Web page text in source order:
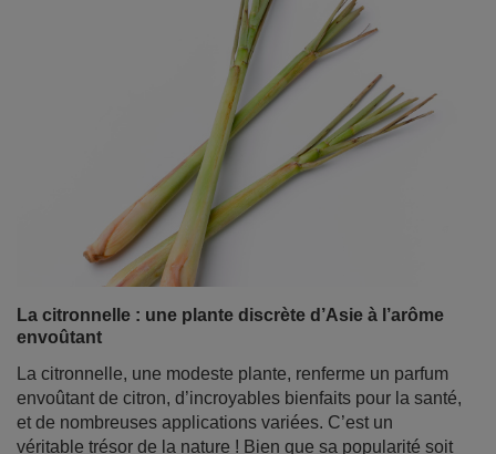
La citronnelle : une plante discrète d’Asie à l’arôme
envoûtant
La citronnelle, une modeste plante, renferme un parfum
envoûtant de citron, d’incroyables bienfaits pour la santé,
et de nombreuses applications variées. C’est un
véritable trésor de la nature ! Bien que sa popularité soit